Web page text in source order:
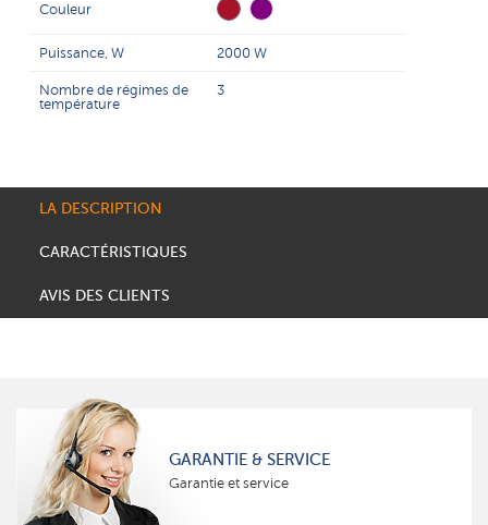
Couleur
Puissance, W 2000 W
Nombre de régimes de
température
3
LA DESCRIPTION
CARACTÉRISTIQUES
AVIS DES CLIENTS
GARANTIE & SERVICE
Garantie et service